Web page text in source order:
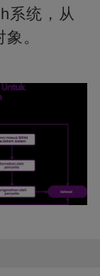
系统，从
。